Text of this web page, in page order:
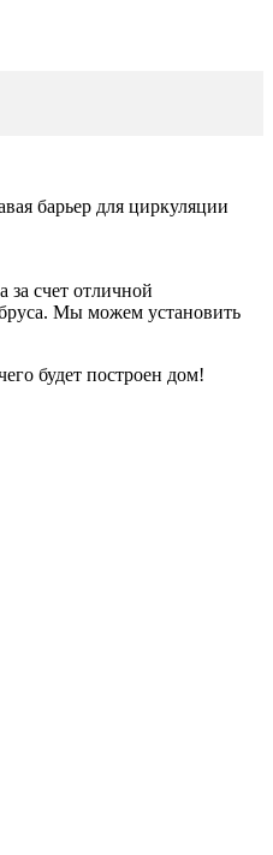
барьер для циркуляции
за счет отличной
бруса. Мы можем установить
будет построен дом!